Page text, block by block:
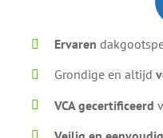
Ervaren
Grondige en altijd
VCA gecertificeerd